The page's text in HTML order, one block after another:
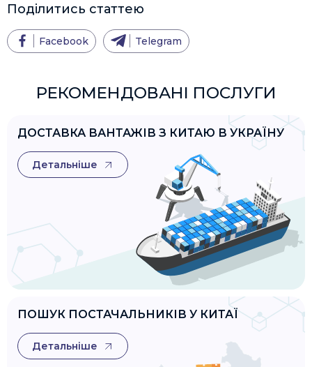
Поділитись статтею
Facebook Telegram
РЕКОМЕНДОВАНІ ПОСЛУГИ
ДОСТАВКА ВАНТАЖІВ З КИТАЮ В УКРАЇНУ
Детальніше
ПОШУК ПОСТАЧАЛЬНИКІВ У КИТАЇ
Детальніше